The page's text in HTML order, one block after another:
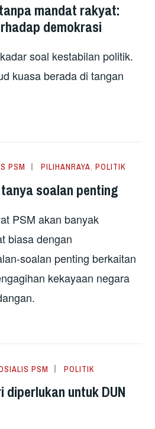
mandat rakyat:
demokrasi
soal kestabilan politik.
kuasa berada di tangan
PSM PILIHANRAYA,POLITIK
soalan penting
PSM akan banyak
biasa dengan
soalan penting berkaitan
kekayaan negara
PSM POLITIK
diperlukan untuk DUN